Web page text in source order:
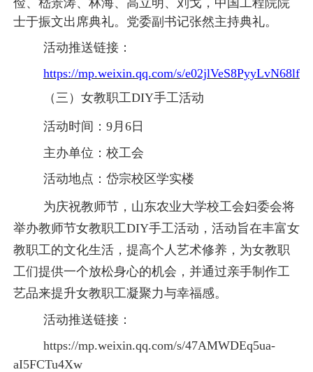
俭、嵇景涛、林海、高立明、刘戈，中国工程院院
士于振文出席典礼。党委副书记张然主持典礼。
活动推送链接：
https://mp.weixin.qq.com/s/
（三）女教职工DIY手工活动
活动时间： 9月6日
主办单位：校工会
活动地点：岱宗校区学实楼
为庆祝教师节，山东农业大学校工会妇委会将
举办教师节女教职工DIY手工活动，活动旨在丰富女
教职工的文化生活，提高个人艺术修养，为女教职
工们提供一个放松身心的机会，并通过亲手制作工
艺品来提升女教职工凝聚力与幸福感。
活动推送链接：
https://mp.weixin.qq.com/s/47AMWDEq5ua-
aI5FCTu4Xw